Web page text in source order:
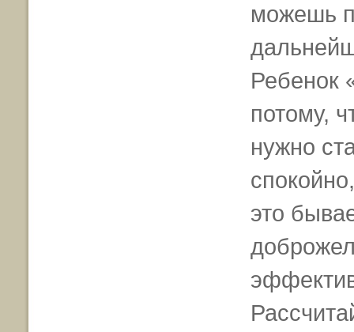
можешь
Ребенок
потому,
нужно
это